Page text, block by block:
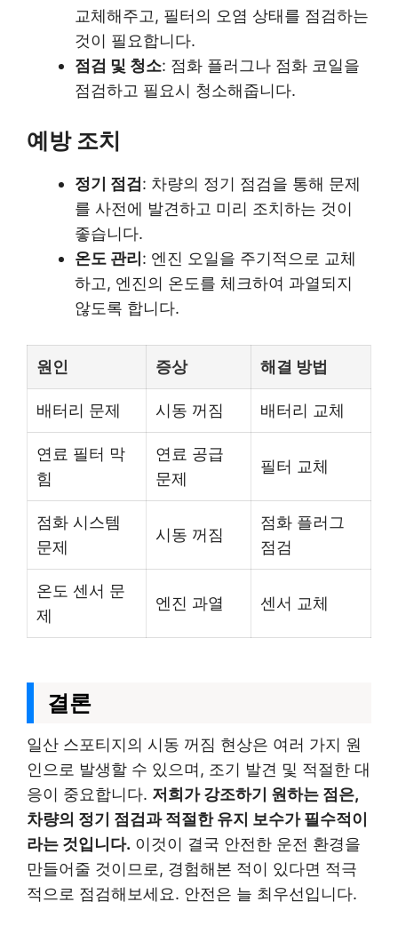
교체해주고, 필터의 오염 상태를 점검하는
것이 필요합니다.
점검 및 청소: 점화 플러그나 점화 코일을
점검하고 필요시 청소해줍니다.
예방 조치
정기 점검 : 차량의 정기 점검을 통해 문제
를 사전에 발견하고 미리 조치하는 것이
좋습니다.
온도 관리 : 엔진 오일을 주기적으로 교체
하고, 엔진의 온도를 체크하여 과열되지
않도록 합니다.
원인 증상 해결 방법
배터리 문제 시동 꺼짐 배터리 교체
연료 필터 막
힘
연료 공급
문제
필터 교체
점화 시스템
문제
시동 꺼짐
점화 플러그
점검
온도 센서 문
제
엔진 과열 센서 교체
결론
일산 스포티지의 시동 꺼짐 현상은 여러 가지 원
인으로 발생할 수 있으며, 조기 발견 및 적절한 대
응이 중요합니다. 저희가 강조하기 원하는 점은,
차량의 정기 점검과 적절한 유지 보수가 필수적이
라는 것입니다. 이것이 결국 안전한 운전 환경을
만들어줄 것이므로, 경험해본 적이 있다면 적극
적으로 점검해보세요. 안전은 늘 최우선입니다.